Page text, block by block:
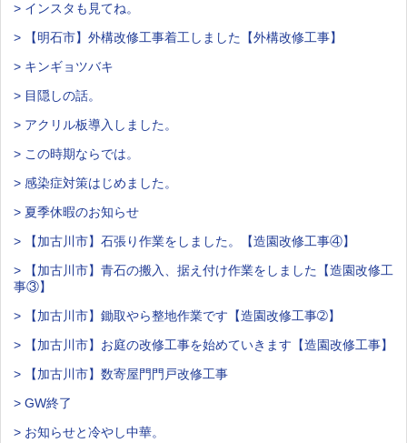
> インスタも見てね。
> 【明石市】外構改修工事着工しました【外構改修工事】
> キンギョツバキ
> 目隠しの話。
> アクリル板導入しました。
> この時期ならでは。
> 感染症対策はじめました。
> 夏季休暇のお知らせ
> 【加古川市】石張り作業をしました。【造園改修工事④】
> 【加古川市】青石の搬入、据え付け作業をしました【造園改修工
事③】
> 【加古川市】鋤取やら整地作業です【造園改修工事➁】
> 【加古川市】お庭の改修工事を始めていきます【造園改修工事】
> 【加古川市】数寄屋門門戸改修工事
> GW終了
> お知らせと冷やし中華。